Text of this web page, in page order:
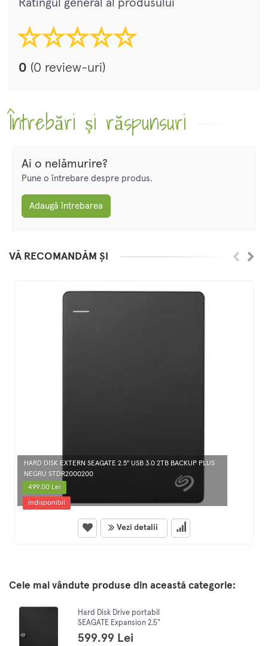
Ratingul general al produsului
0 (0 review-uri)
Întrebări și răspunsuri
Ai o nelămurire?
Pune o întrebare despre produs.
Adaugă întrebarea
VĂ RECOMANDĂM ȘI
HARD DISK EXTERN SEAGATE 2.5" USB 3.0 2TB BACKUP PLUS
NEGRU STDR2000200
499.00 Lei
indisponibil
Vezi detalii
Cele mai vândute produse din această categorie:
Hard Disk Drive portabil
SEAGATE Expansion 2.5"
STKM4000400, 4TB, USB 3.0,
negru
599.99 Lei